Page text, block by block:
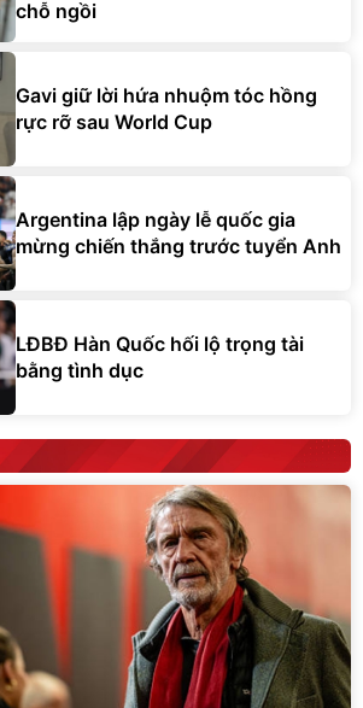
chỗ ngồi
Gavi giữ lời hứa nhuộm tóc hồng
rực rỡ sau World Cup
Argentina lập ngày lễ quốc gia
mừng chiến thắng trước tuyển Anh
LĐBĐ Hàn Quốc hối lộ trọng tài
bằng tình dục